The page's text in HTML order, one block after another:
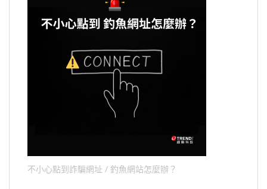
不小心點到詐騙網址 / 釣魚網站怎麼辦？